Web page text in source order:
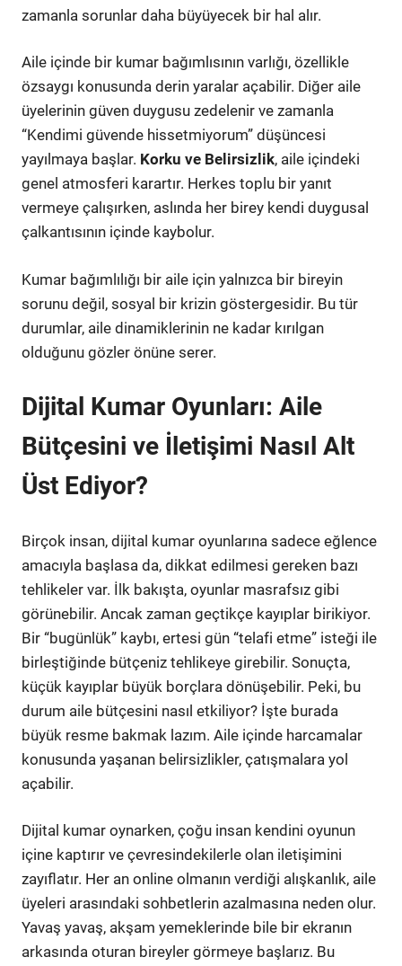
zamanla sorunlar daha büyüyecek bir hal alır.
Aile içinde bir kumar bağımlısının varlığı, özellikle
özsaygı konusunda derin yaralar açabilir. Diğer aile
üyelerinin güven duygusu zedelenir ve zamanla
“Kendimi güvende hissetmiyorum” düşüncesi
yayılmaya başlar. Korku ve Belirsizlik, aile içindeki
genel atmosferi karartır. Herkes toplu bir yanıt
vermeye çalışırken, aslında her birey kendi duygusal
çalkantısının içinde kaybolur.
Kumar bağımlılığı bir aile için yalnızca bir bireyin
sorunu değil, sosyal bir krizin göstergesidir. Bu tür
durumlar, aile dinamiklerinin ne kadar kırılgan
olduğunu gözler önüne serer.
Dijital Kumar Oyunları: Aile
Bütçesini ve İletişimi Nasıl Alt
Üst Ediyor?
Birçok insan, dijital kumar oyunlarına sadece eğlence
amacıyla başlasa da, dikkat edilmesi gereken bazı
tehlikeler var. İlk bakışta, oyunlar masrafsız gibi
görünebilir. Ancak zaman geçtikçe kayıplar birikiyor.
Bir “bugünlük” kaybı, ertesi gün “telafi etme” isteği ile
birleştiğinde bütçeniz tehlikeye girebilir. Sonuçta,
küçük kayıplar büyük borçlara dönüşebilir. Peki, bu
durum aile bütçesini nasıl etkiliyor? İşte burada
büyük resme bakmak lazım. Aile içinde harcamalar
konusunda yaşanan belirsizlikler, çatışmalara yol
açabilir.
Dijital kumar oynarken, çoğu insan kendini oyunun
içine kaptırır ve çevresindekilerle olan iletişimini
zayıflatır. Her an online olmanın verdiği alışkanlık, aile
üyeleri arasındaki sohbetlerin azalmasına neden olur.
Yavaş yavaş, akşam yemeklerinde bile bir ekranın
arkasında oturan bireyler görmeye başlarız. Bu